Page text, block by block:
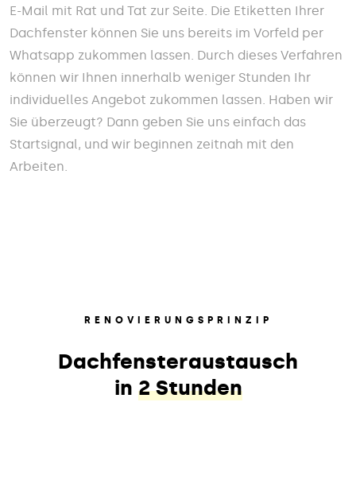
E-Mail mit Rat und Tat zur Seite. Die Etiketten Ihrer
Dachfenster können Sie uns bereits im Vorfeld per
Whatsapp zukommen lassen. Durch dieses Verfahren
können wir Ihnen innerhalb weniger Stunden Ihr
individuelles Angebot zukommen lassen. Haben wir
Sie überzeugt? Dann geben Sie uns einfach das
Startsignal, und wir beginnen zeitnah mit den
Arbeiten.
RENOVIERUNGSPRINZIP
Dachfensteraustausch
in 2 Stunden